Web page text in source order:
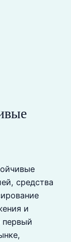
средства
и
первый